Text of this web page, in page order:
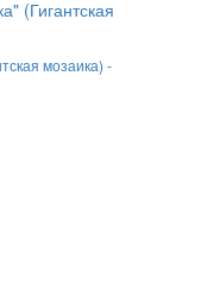
мозаика) -